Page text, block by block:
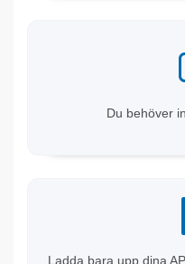
Du behöver
Ladda bara upp dina